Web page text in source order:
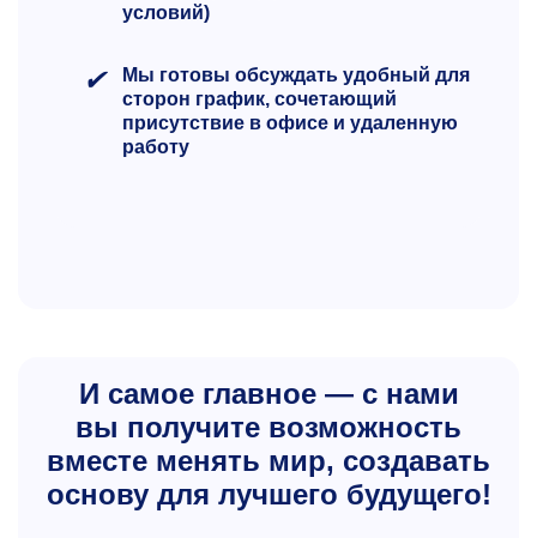
условий)
✔
Мы готовы обсуждать удобный для
сторон график, сочетающий
присутствие в офисе и удаленную
работу
И самое главное — с нами
вы получите возможность
вместе менять мир, создавать
основу для лучшего будущего!